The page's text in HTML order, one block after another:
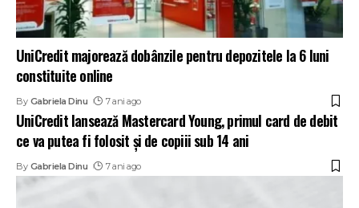
UniCredit majorează dobânzile pentru depozitele la 6 luni
constituite online
By Gabriela Dinu 7 ani ago
UniCredit lansează Mastercard Young, primul card de debit
ce va putea fi folosit şi de copiii sub 14 ani
By Gabriela Dinu 7 ani ago